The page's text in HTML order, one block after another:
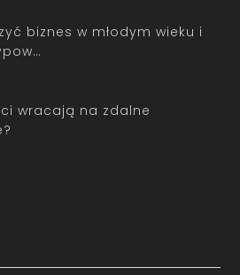
biznes w młodym wieku i
wracają na zdalne